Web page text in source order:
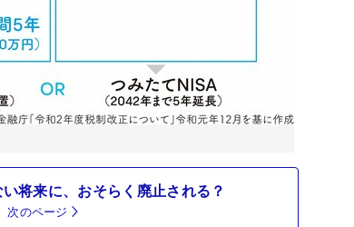
将来に、おそらく廃止される？
次のページ